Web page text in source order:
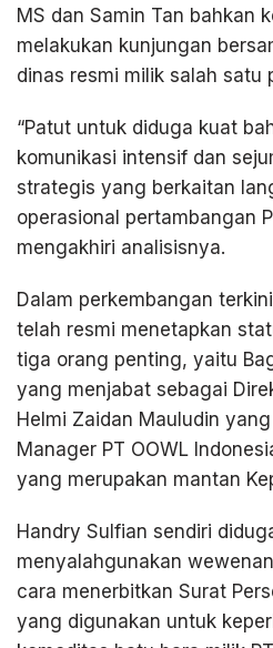
MS dan Samin Tan bahkan
melakukan kunjungan
dinas resmi milik salah satu
“Patut untuk diduga kuat
komunikasi intensif dan
strategis yang berkaitan
operasional pertambangan
mengakhiri analisisnya.
Dalam perkembangan
telah resmi menetapkan
tiga orang penting, yaitu
yang menjabat sebagai
Helmi Zaidan Mauludin
Manager PT OOWL
yang merupakan mantan
Handry Sulfian sendiri
menyalahgunakan
cara menerbitkan Surat
yang digunakan untuk